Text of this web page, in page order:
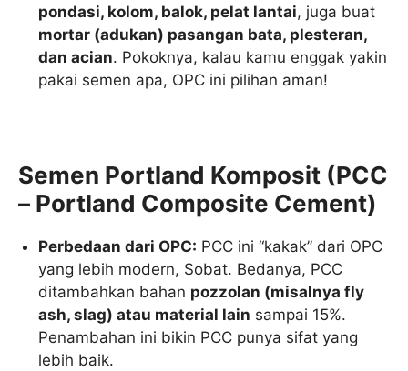
pondasi, kolom, balok, pelat lantai, juga buat
mortar (adukan) pasangan bata, plesteran,
dan acian. Pokoknya, kalau kamu enggak yakin
pakai semen apa, OPC ini pilihan aman!
Semen Portland Komposit (PCC
– Portland Composite Cement)
Perbedaan dari OPC: PCC ini “kakak” dari OPC
yang lebih modern, Sobat. Bedanya, PCC
ditambahkan bahan pozzolan (misalnya fly
ash, slag) atau material lain sampai 15%.
Penambahan ini bikin PCC punya sifat yang
lebih baik.